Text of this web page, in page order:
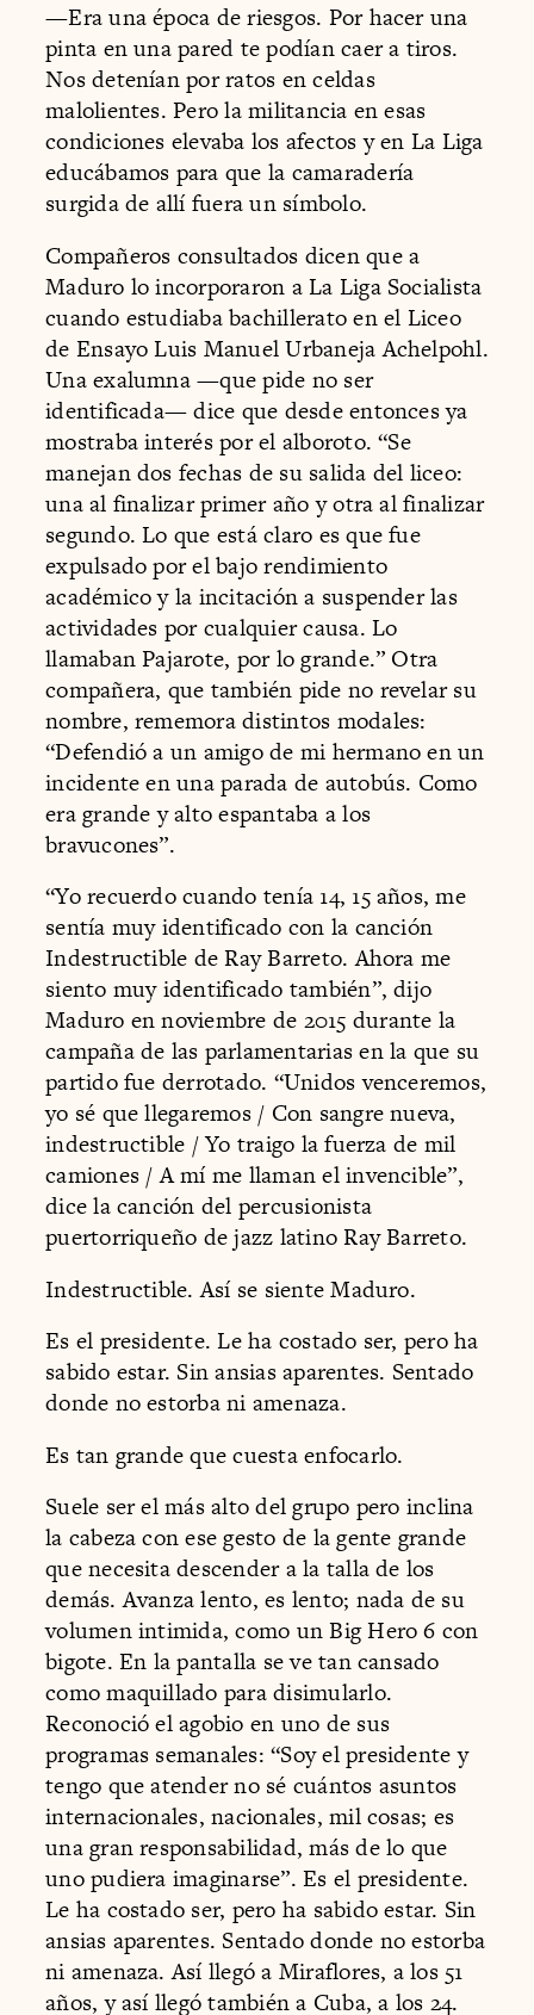
—Era una época de riesgos. Por hacer una
pinta en una pared te podían caer a tiros.
Nos detenían por ratos en celdas
malolientes. Pero la militancia en esas
condiciones elevaba los afectos y en La Liga
educábamos para que la camaradería
surgida de allí fuera un símbolo.
Compañeros consultados dicen que a
Maduro lo incorporaron a La Liga Socialista
cuando estudiaba bachillerato en el Liceo
de Ensayo Luis Manuel Urbaneja Achelpohl.
Una exalumna —que pide no ser
identificada— dice que desde entonces ya
mostraba interés por el alboroto. “Se
manejan dos fechas de su salida del liceo:
una al finalizar primer año y otra al finalizar
segundo. Lo que está claro es que fue
expulsado por el bajo rendimiento
académico y la incitación a suspender las
actividades por cualquier causa. Lo
llamaban Pajarote, por lo grande.” Otra
compañera, que también pide no revelar su
nombre, rememora distintos modales:
“Defendió a un amigo de mi hermano en un
incidente en una parada de autobús. Como
era grande y alto espantaba a los
bravucones”.
“Yo recuerdo cuando tenía 14, 15 años, me
sentía muy identificado con la canción
Indestructible de Ray Barreto. Ahora me
siento muy identificado también”, dijo
Maduro en noviembre de 2015 durante la
campaña de las parlamentarias en la que su
partido fue derrotado. “Unidos venceremos,
yo sé que llegaremos / Con sangre nueva,
indestructible / Yo traigo la fuerza de mil
camiones / A mí me llaman el invencible”,
dice la canción del percusionista
puertorriqueño de jazz latino Ray Barreto.
Indestructible. Así se siente Maduro.
Es el presidente. Le ha costado ser, pero ha
sabido estar. Sin ansias aparentes. Sentado
donde no estorba ni amenaza.
Es tan grande que cuesta enfocarlo.
Suele ser el más alto del grupo pero inclina
la cabeza con ese gesto de la gente grande
que necesita descender a la talla de los
demás. Avanza lento, es lento; nada de su
volumen intimida, como un Big Hero 6 con
bigote. En la pantalla se ve tan cansado
como maquillado para disimularlo.
Reconoció el agobio en uno de sus
programas semanales: “Soy el presidente y
tengo que atender no sé cuántos asuntos
internacionales, nacionales, mil cosas; es
una gran responsabilidad, más de lo que
uno pudiera imaginarse”. Es el presidente.
Le ha costado ser, pero ha sabido estar. Sin
ansias aparentes. Sentado donde no estorba
ni amenaza. Así llegó a Miraflores, a los 51
años, y así llegó también a Cuba, a los 24.